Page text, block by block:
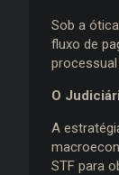
Sob a
fluxo de
O
A
STF para